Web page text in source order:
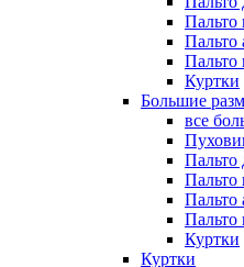
Пальто
Пальто
Пальто
Куртки
Большие
все
Пальто
Пальто
Пальто
Пальто
Куртки
Куртки